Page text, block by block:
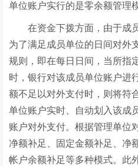
单位账户实行的是零余额管理
在资金下拨方面，由于成员
为了满足成员单位的日间对外
规则，即在每日日间，当所指
时，银行对该成员单位账户进
额不足以对外支付时，则将符
单位账户实时、自动划入该成
账户对外支付。根据管理单位
净额补足、固定金额补足、净
帐户余额补足等多种模式。此